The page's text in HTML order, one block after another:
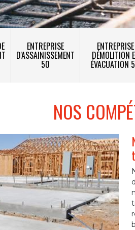
ENTREPRISE
D'ASSAINISSEMENT
50
ENTREPRISE
DÉMOLITION
ÉVACUATION
NOS